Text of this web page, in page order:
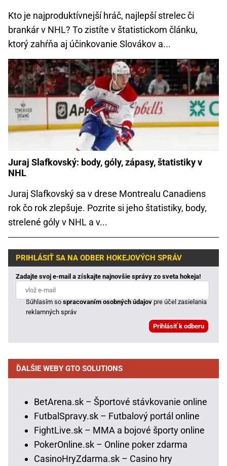
Kto je najproduktívnejší hráč, najlepší strelec či
brankár v NHL? To zistíte v štatistickom článku,
ktorý zahŕňa aj účinkovanie Slovákov a...
Juraj Slafkovský: body, góly, zápasy, štatistiky v
NHL
Juraj Slafkovský sa v drese Montrealu Canadiens
rok čo rok zlepšuje. Pozrite si jeho štatistiky, body,
strelené góly v NHL a v...
PRIHLÁSIŤ SA NA ODBER HOKEJOVÝCH SPRÁV
Zadajte svoj e-mail a získajte najnovšie správy zo sveta hokeja!
Súhlasím sospracovaním osobných údajovpre účel zasielania
reklamných správ
ĎALŠIE WEBY GTO SOLUTIONS
BetArena.sk – Športové stávkovanie online
FutbalSpravy.sk – Futbalový portál online
FightLive.sk – MMA a bojové športy online
PokerOnline.sk – Online poker zdarma
CasinoHryZdarma.sk – Casino hry